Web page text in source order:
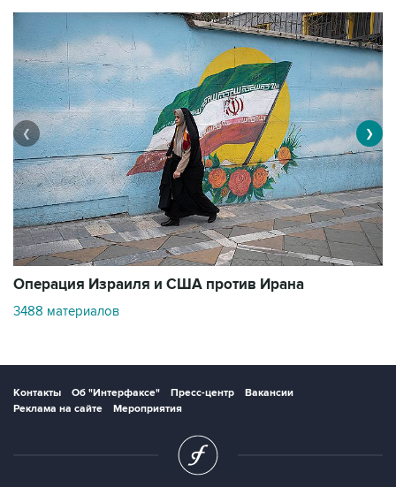
Операция Израиля и США против Ирана
3488 материалов
❮ ❯
Контакты Об "Интерфаксе" Пресс-центр
Вакансии
Реклама на сайте
Мероприятия